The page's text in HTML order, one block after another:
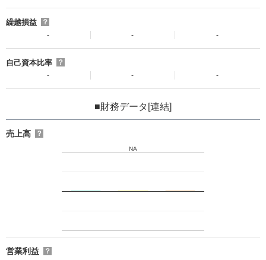
繰越損益
？
-
- -
自己資本比率
？
-
- -
■財務データ[連結]
売上高 ？
NA
営業利益 ？